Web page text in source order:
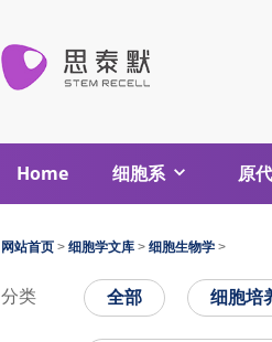
Home 细胞系 原
网站首页 >细胞学文库 >细胞生物学 >
分类 全部 细胞培